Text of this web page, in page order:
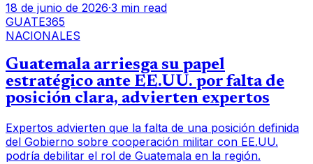
18 de junio de 2026·3 min read
GUATE365
NACIONALES
Guatemala arriesga su papel
estratégico ante EE.UU. por falta de
posición clara, advierten expertos
Expertos advierten que la falta de una posición definida
del Gobierno sobre cooperación militar con EE.UU.
podría debilitar el rol de Guatemala en la región.